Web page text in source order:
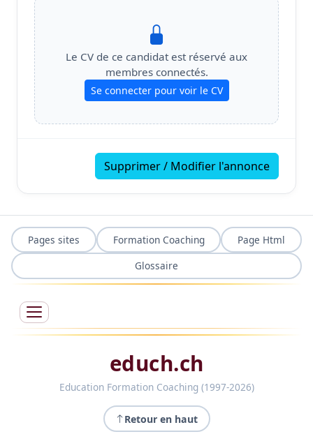
Le CV de ce candidat est réservé aux
membres connectés.
Se connecter pour voir le CV
Supprimer / Modifier l'annonce
Pages sites Formation Coaching
Page Html
Glossaire
educh.ch
Education Formation Coaching (1997-2026)
Retour en haut